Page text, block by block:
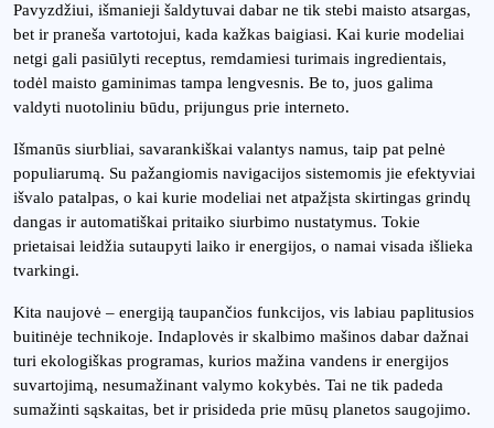
Pavyzdžiui, išmanieji šaldytuvai dabar ne tik stebi maisto atsargas,
bet ir praneša vartotojui, kada kažkas baigiasi. Kai kurie modeliai
netgi gali pasiūlyti receptus, remdamiesi turimais ingredientais,
todėl maisto gaminimas tampa lengvesnis. Be to, juos galima
valdyti nuotoliniu būdu, prijungus prie interneto.
Išmanūs siurbliai, savarankiškai valantys namus, taip pat pelnė
populiarumą. Su pažangiomis navigacijos sistemomis jie efektyviai
išvalo patalpas, o kai kurie modeliai net atpažįsta skirtingas grindų
dangas ir automatiškai pritaiko siurbimo nustatymus. Tokie
prietaisai leidžia sutaupyti laiko ir energijos, o namai visada išlieka
tvarkingi.
Kita naujovė – energiją taupančios funkcijos, vis labiau paplitusios
buitinėje technikoje. Indaplovės ir skalbimo mašinos dabar dažnai
turi ekologiškas programas, kurios mažina vandens ir energijos
suvartojimą, nesumažinant valymo kokybės. Tai ne tik padeda
sumažinti sąskaitas, bet ir prisideda prie mūsų planetos saugojimo.